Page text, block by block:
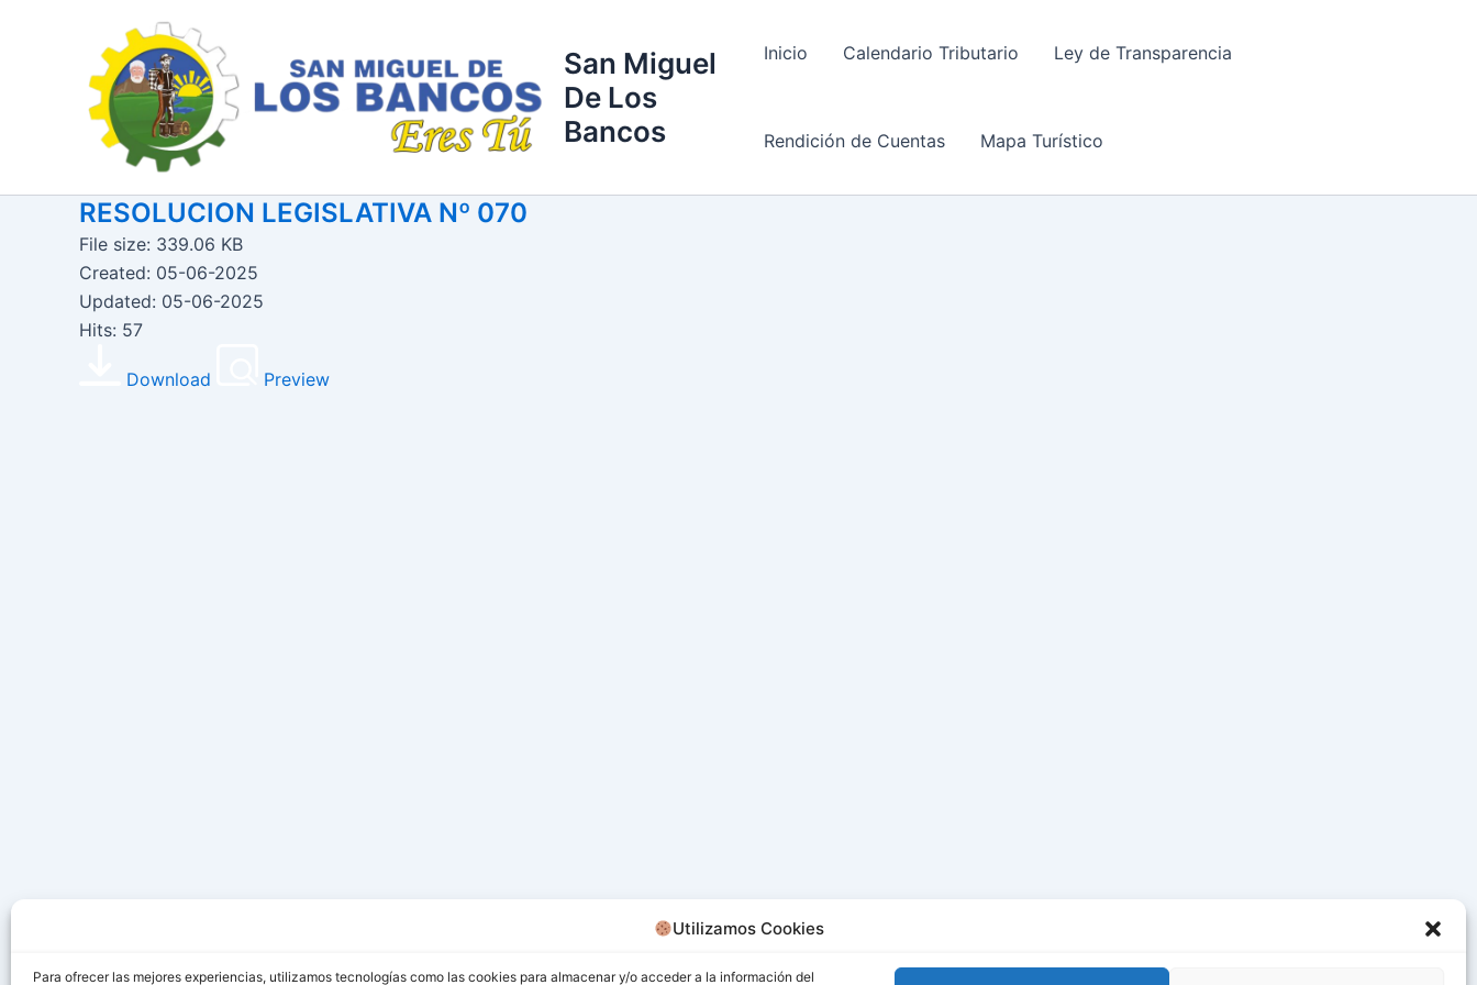
Utilizamos Cookies
Para ofrecer las mejores experiencias, utilizamos tecnologías como las cookies para almacenar y/o acceder a la información del
San Miguel
De Los
Bancos
Inicio Calendario Tributario Ley de Transparencia
Rendición de Cuentas Mapa Turístico
RESOLUCION LEGISLATIVA Nº 070
File size: 339.06 KB
Created: 05-06-2025
Updated: 05-06-2025
Hits: 57
Download Preview